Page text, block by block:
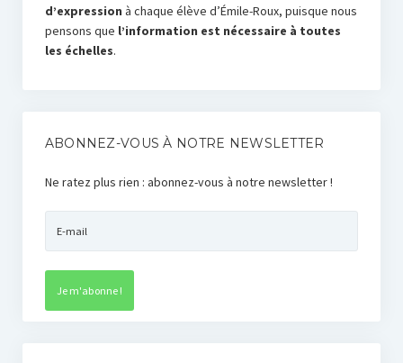
d’expression à chaque élève d’Émile-Roux, puisque nous
pensons que l’information est nécessaire à toutes
les échelles.
ABONNEZ-VOUS À NOTRE NEWSLETTER
Ne ratez plus rien : abonnez-vous à notre newsletter !